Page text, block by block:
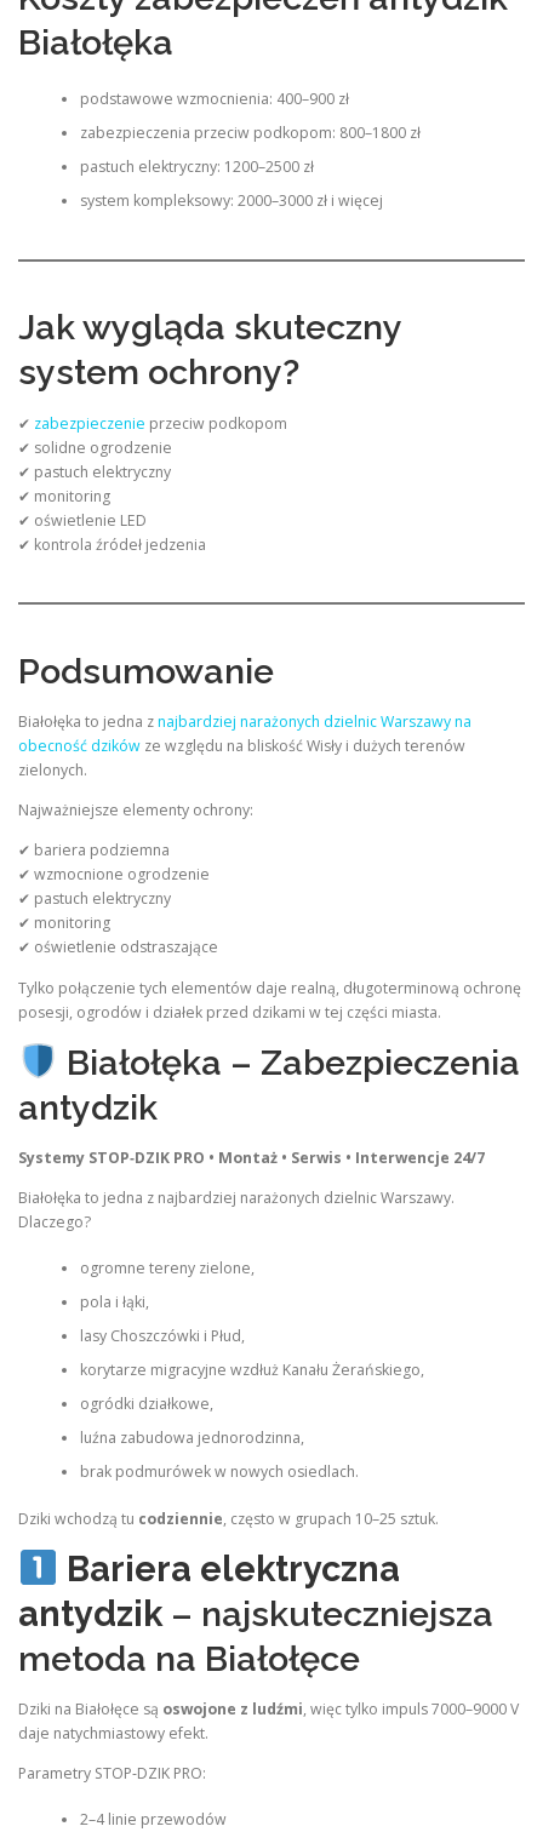
Białołęka
podstawowe wzmocnienia: 400–900 zł
zabezpieczenia przeciw podkopom: 800–1800 zł
pastuch elektryczny: 1200–2500 zł
system kompleksowy: 2000–3000 zł i więcej
Jak wygląda skuteczny
system ochrony?
✔ zabezpieczenie przeciw podkopom
✔ solidne ogrodzenie
✔ pastuch elektryczny
✔ monitoring
✔ oświetlenie LED
✔ kontrola źródeł jedzenia
Podsumowanie
Białołęka to jedna znajbardziej narażonych dzielnic Warszawy na
obecność dzików ze względu na bliskość Wisły i dużych terenów
zielonych.
Najważniejsze elementy ochrony:
✔ bariera podziemna
✔ wzmocnione ogrodzenie
✔ pastuch elektryczny
✔ monitoring
✔ oświetlenie odstraszające
Tylko połączenie tych elementów daje realną, długoterminową ochronę
posesji, ogrodów i działek przed dzikami w tej części miasta.
Białołęka – Zabezpieczenia
antydzik
Systemy STOP‑DZIK PRO • Montaż • Serwis • Interwencje 24/7
Białołęka to jedna z najbardziej narażonych dzielnic Warszawy.
Dlaczego?
ogromne tereny zielone,
pola i łąki,
lasy Choszczówki i Płud,
korytarze migracyjne wzdłuż Kanału Żerańskiego,
ogródki działkowe,
luźna zabudowa jednorodzinna,
brak podmurówek w nowych osiedlach.
Dziki wchodzą tu codziennie, często w grupach 10–25 sztuk.
Bariera elektryczna
antydzik – najskuteczniejsza
metoda na Białołęce
Dziki na Białołęce są oswojone z ludźmi, więc tylko impuls 7000–9000 V
daje natychmiastowy efekt.
Parametry STOP‑DZIK PRO:
2–4 linie przewodów